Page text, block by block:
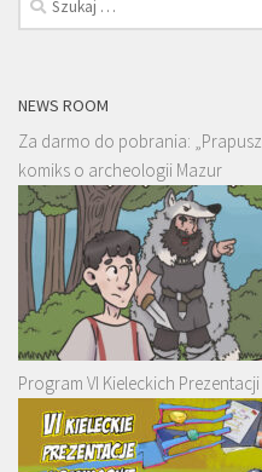
NEWS ROOM
Za darmo do pobrania:
komiks o archeologii Mazur
Program VI Kieleckich